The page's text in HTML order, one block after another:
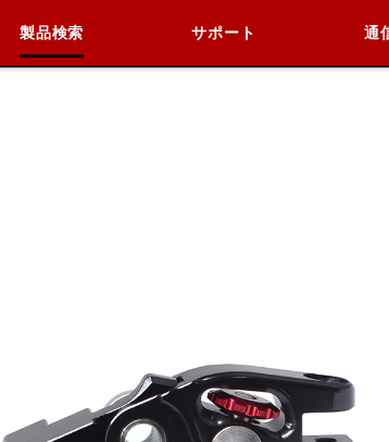
製品検索 サポート 通